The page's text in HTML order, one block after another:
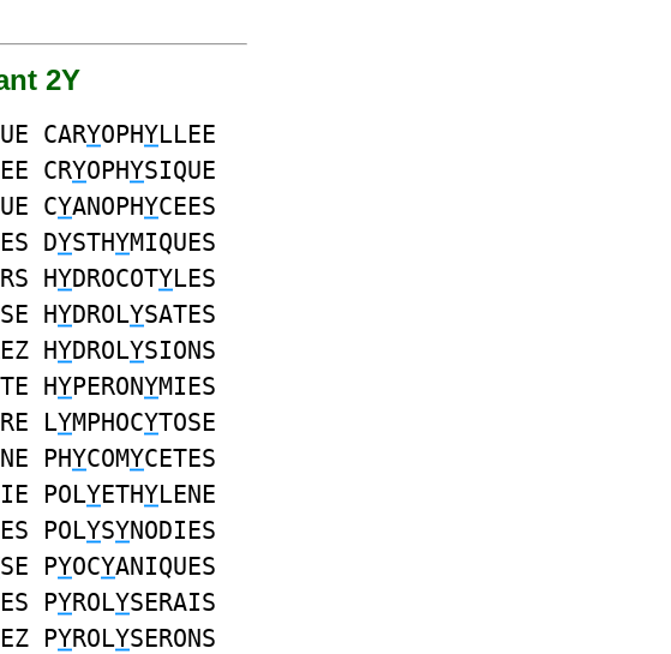
2Y
CARYOPHYLLEE
CRYOPHYSIQUE
CYANOPHYCEES
DYSTHYMIQUES
HYDROCOTYLES
HYDROLYSATES
HYDROLYSIONS
HYPERONYMIES
LYMPHOCYTOSE
PHYCOMYCETES
POLYETHYLENE
POLYSYNODIES
SE PYOCYANIQUES
PYROLYSERAIS
PYROLYSERONS